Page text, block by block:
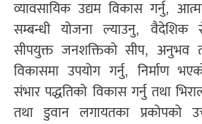
व्यावसायिक उद्यम विकास गर्नु,
सम्बन्धी योजना ल्याउनु, वैदेशिक
सीपयुक्त जनशक्तिको सीप, अनुभव
विकासमा उपयोग गर्नु, निर्माण
संभार पद्धतिको विकास गर्नु तथा
तथा डुवान लगायतका प्रकोपको